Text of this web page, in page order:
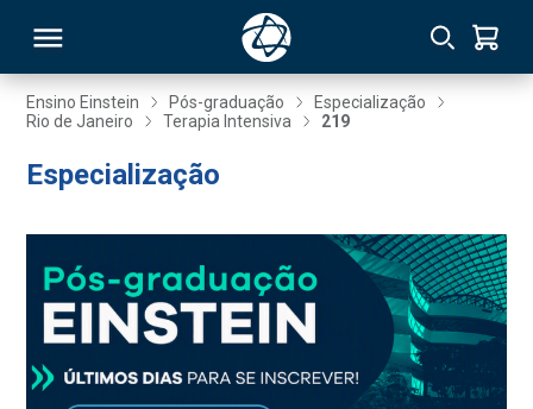
Ensino Einstein Pós-graduação
Especialização
Rio de Janeiro
Terapia Intensiva 219
Especialização